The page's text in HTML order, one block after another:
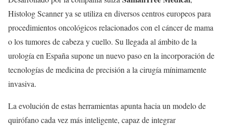
Histolog Scanner ya se utiliza en diversos centros europeos para
procedimientos oncológicos relacionados con el cáncer de mama
o los tumores de cabeza y cuello. Su llegada al ámbito de la
urología en España supone un nuevo paso en la incorporación de
tecnologías de medicina de precisión a la cirugía mínimamente
invasiva.
La evolución de estas herramientas apunta hacia un modelo de
quirófano cada vez más inteligente, capaz de integrar